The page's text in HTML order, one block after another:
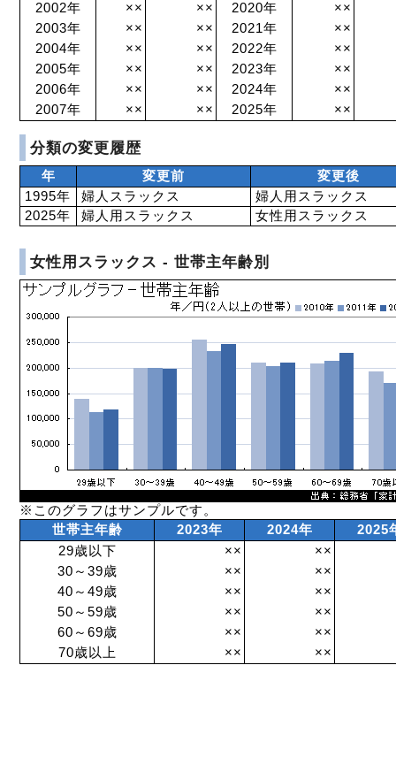
2002年
×× ×× 2020年
××
2003年
×× ×× 2021年
××
2004年
×× ×× 2022年
××
2005年
×× ×× 2023年
××
2006年
×× ×× 2024年
××
2007年
×× ×× 2025年 ××
分類の変更履歴
年 変更前
変更後
1995年
婦人スラックス
婦人用スラックス
2025年
婦人用スラックス 女性用スラックス
女性用スラックス - 世帯主年齢別
※このグラフはサンプルです。
世帯主年齢
2023年 2024年
2025
29歳以下
××
××
30～39歳
××
××
40～49歳
××
××
50～59歳
××
××
60～69歳
××
××
70歳以上
×× ××